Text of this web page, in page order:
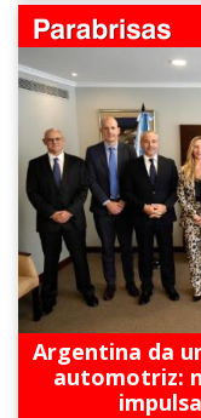
Argentina da
automotriz: